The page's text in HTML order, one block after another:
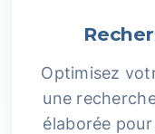
Optimisez
une
élaborée